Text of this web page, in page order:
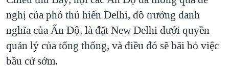
nghị của phó thủ hiến Delhi, đô trưởng danh
nghĩa của Ấn Ðộ, là đặt New Delhi dưới quyền
quản lý của tổng thống, và điều đó sẽ bãi bỏ việc
bầu cử sớm.